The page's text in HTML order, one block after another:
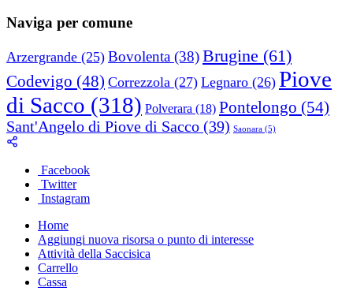
Naviga per comune
Arzergrande (25) Bovolenta (38)Brugine (61)
Codevigo (48) Correzzola (27) Legnaro (26) Piove
di Sacco (318) Polverara (18) Pontelongo (54)
Sant'Angelo di Piove di Sacco (39) Saonara (5)
Facebook
Twitter
Instagram
Home
Aggiungi nuova risorsa o punto di interesse
Attività della Saccisica
Carrello
Cassa